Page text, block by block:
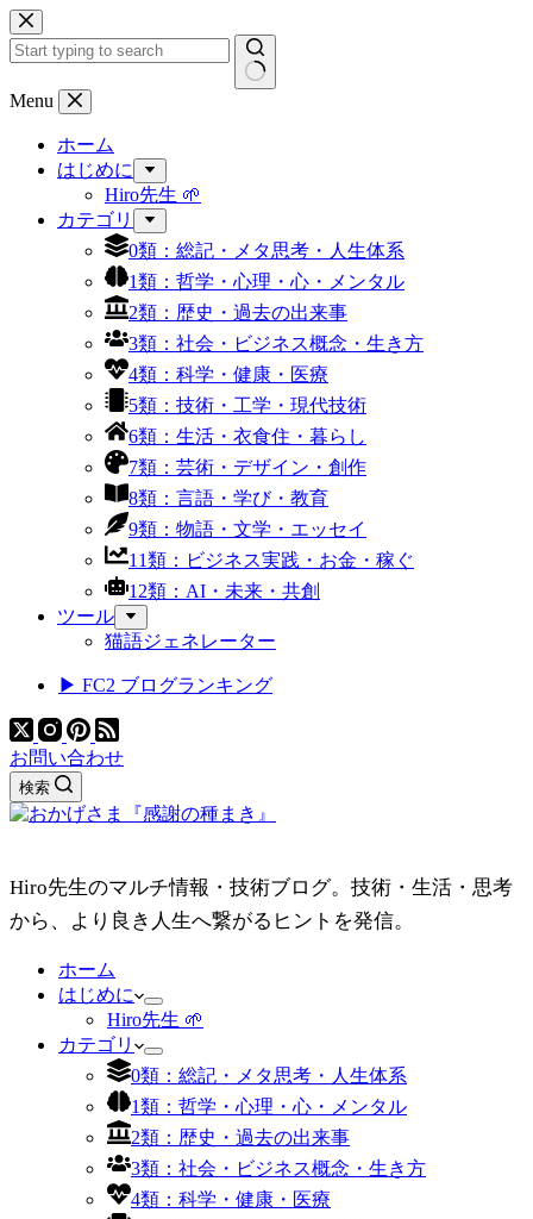
コ
ン
テ
ン
結
Menu
ホーム
はじめに
Hiro先生 🌱
カテゴリ
0類：総記・メタ思考・人生体系
1類：哲学・心理・心・メンタル
2類：歴史・過去の出来事
3類：社会・ビジネス概念・生き方
4類：科学・健康・医療
5類：技術・工学・現代技術
6類：生活・衣食住・暮らし
7類：芸術・デザイン・創作
8類：言語・学び・教育
9類：物語・文学・エッセイ
11類：ビジネス実践・お金・稼ぐ
12類：AI・未来・共創
ツール
猫語ジェネレーター
▶ FC2 ブログランキング
お問い合わせ
検索
Hiro先生のマルチ情報・技術ブログ。技術・生活・思考
から、より良き人生へ繋がるヒントを発信。
ホーム
はじめに
Hiro先生 🌱
カテゴリ
0類：総記・メタ思考・人生体系
1類：哲学・心理・心・メンタル
2類：歴史・過去の出来事
3類：社会・ビジネス概念・生き方
4類：科学・健康・医療